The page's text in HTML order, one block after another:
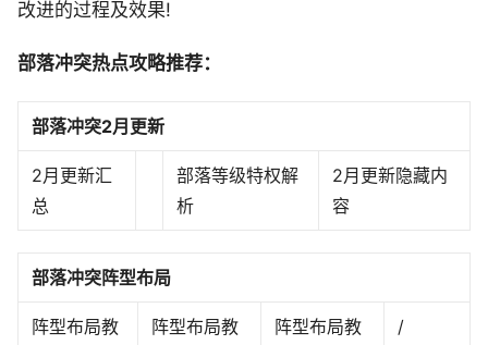
改进的过程及效果!
部落冲突热点攻略推荐：
部落冲突2月更新
2月更新汇
总
部落等级特权解
析
2月更新隐藏内
容
部落冲突阵型布局
阵型布局教
阵型布局教
阵型布局教
/